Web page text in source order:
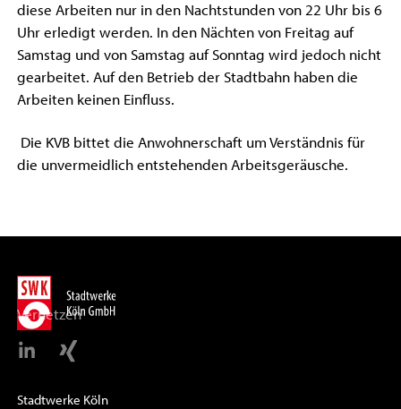
diese Arbeiten nur in den Nachtstunden von 22 Uhr bis 6
Uhr erledigt werden. In den Nächten von Freitag auf
Samstag und von Samstag auf Sonntag wird jedoch nicht
gearbeitet. Auf den Betrieb der Stadtbahn haben die
Arbeiten keinen Einfluss.
Die KVB bittet die Anwohnerschaft um Verständnis für
die unvermeidlich entstehenden Arbeitsgeräusche.
Vernetzen
Stadtwerke Köln